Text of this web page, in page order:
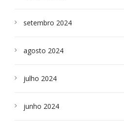
setembro 2024
agosto 2024
julho 2024
junho 2024